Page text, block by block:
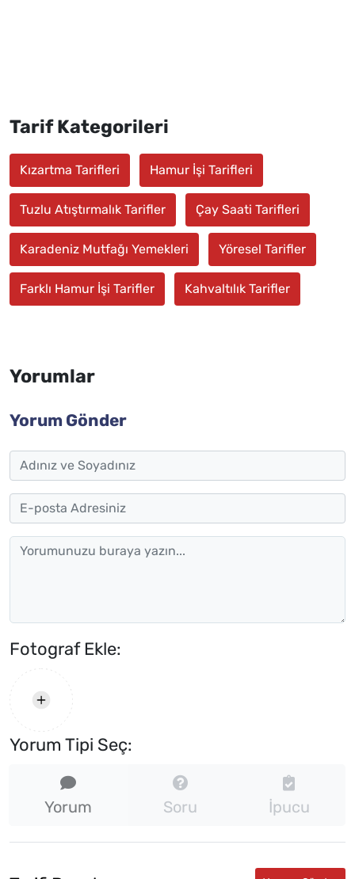
Tarif Kategorileri
Kızartma Tarifleri Hamur İşi Tarifleri
Tuzlu Atıştırmalık Tarifler Çay Saati Tarifleri
Karadeniz Mutfağı Yemekleri Yöresel Tarifler
Farklı Hamur İşi Tarifler Kahvaltılık Tarifler
Yorumlar
Yorum Gönder
Fotograf Ekle:
Yorum Tipi Seç:
Yorum Soru İpucu